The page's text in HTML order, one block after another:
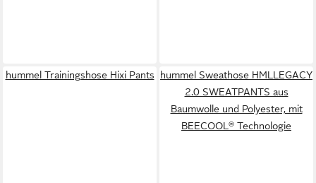
hummel Trainingshose Hixi Pants
hummel Sweathose HMLLEGACY
2.0 SWEATPANTS aus
Baumwolle und Polyester, mit
BEECOOL® Technologie